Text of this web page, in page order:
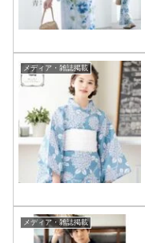
メディア・雑誌掲載
メディア・雑誌掲載